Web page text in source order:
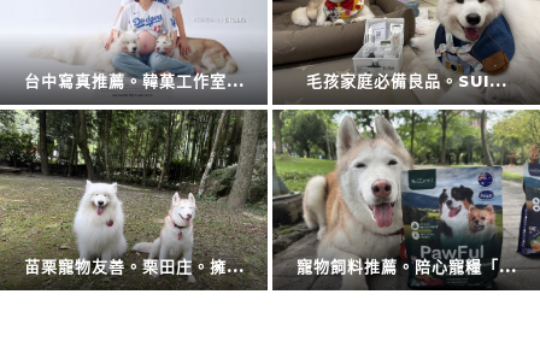
擴充大空間。CODE L... 防蚊液的第一品牌。叮寧也...
廚房神隊友登場。CAES... 衛浴還是讓專業的來。CA...